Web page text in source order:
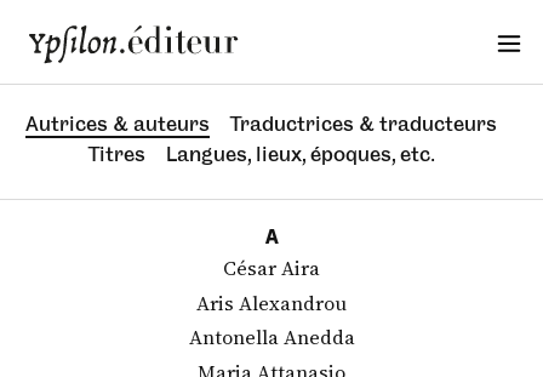
Autrices & auteurs
Traductrices & traducteurs
Titres
Langues, lieux, époques, etc.
A
César Aira
Aris Alexandrou
Antonella Anedda